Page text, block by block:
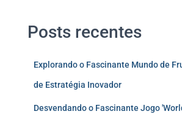
Posts recentes
Explorando o Fascinante Mundo de
de Estratégia Inovador
Desvendando o Fascinante Jogo